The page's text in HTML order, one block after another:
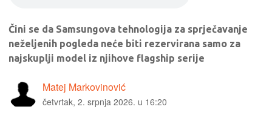
Čini se da Samsungova tehnologija za sprječavanje
neželjenih pogleda neće biti rezervirana samo za
najskuplji model iz njihove flagship serije
Matej Markovinović
četvrtak, 2. srpnja 2026. u 16:20